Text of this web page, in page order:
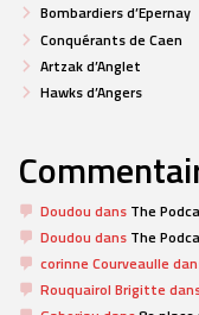
Bombardiers d’Epernay
Conquérants de Caen
Artzak d’Anglet
Hawks d’Angers
Doudou dans The
Doudou dans The
corinne Courveaulle
Rouquairol Brigitte